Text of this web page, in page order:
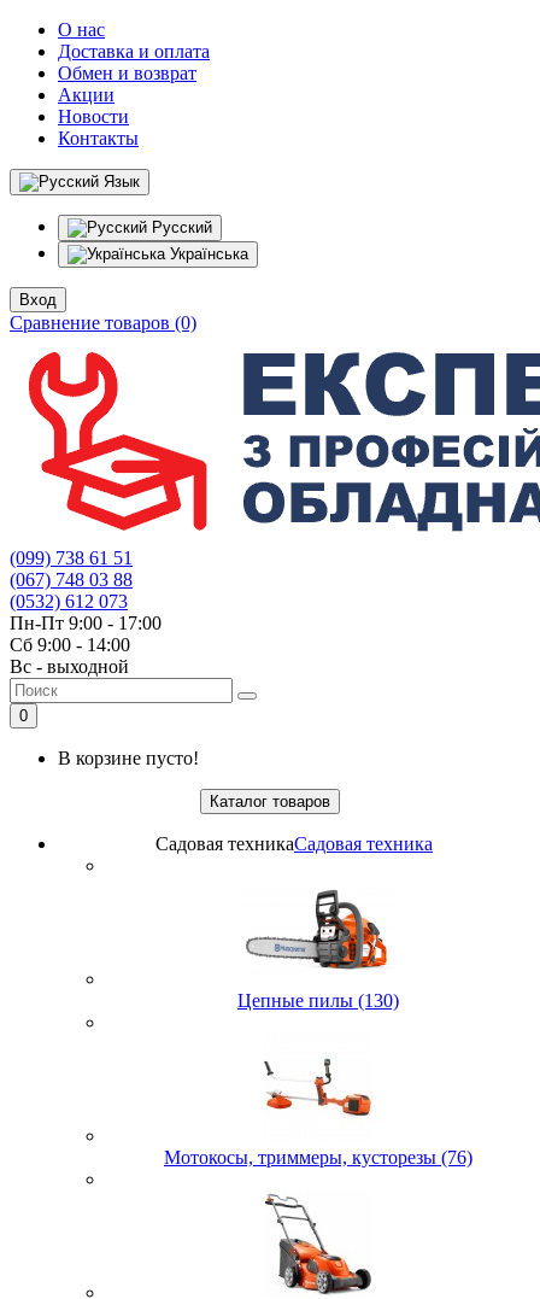
О нас
Доставка и оплата
Обмен и возврат
Акции
Новости
Контакты
Язык
Русский
Українська
Вход
Сравнение товаров (0)
(099) 738 61 51
(067) 748 03 88
(0532) 612 073
Пн-Пт 9:00 - 17:00
Сб 9:00 - 14:00
Вс - выходной
0
В корзине пусто!
Каталог товаров
Садовая техникаСадовая техника
Цепные пилы (130)
Мотокосы, триммеры, кусторезы (76)